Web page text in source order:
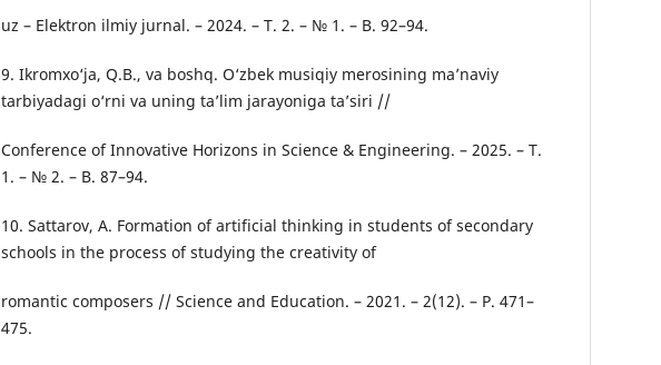
uz – Elektron ilmiy jurnal. – 2024. – T. 2. – № 1. – B. 92–94.
9. Ikromxo‘ja, Q.B., va boshq. O‘zbek musiqiy merosining ma’naviy
tarbiyadagi o‘rni va uning ta’lim jarayoniga ta’siri //
Conference of Innovative Horizons in Science & Engineering. – 2025. – T.
1. – № 2. – B. 87–94.
10. Sattarov, A. Formation of artificial thinking in students of secondary
schools in the process of studying the creativity of
romantic composers // Science and Education. – 2021. – 2(12). – P. 471–
475.